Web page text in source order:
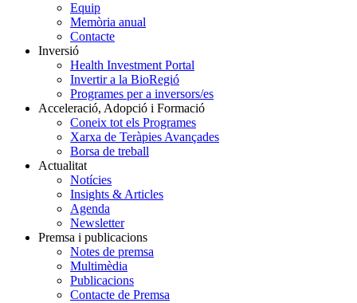
Equip
Memòria anual
Contacte
Inversió
Health Investment Portal
Invertir a la BioRegió
Programes per a inversors/es
Acceleració, Adopció i Formació
Coneix tot els Programes
Xarxa de Teràpies Avançades
Borsa de treball
Actualitat
Notícies
Insights & Articles
Agenda
Newsletter
Premsa i publicacions
Notes de premsa
Multimèdia
Publicacions
Contacte de Premsa